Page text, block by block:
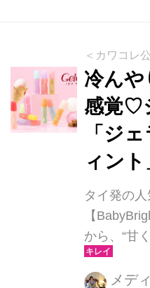
全国のド
く）でも順
＜カワコレ
冷んや
感覚♡
「ジ
ィント
タイ発の
【
から、“甘
メージした
ェラート
メデ